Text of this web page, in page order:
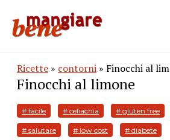
Ricette » contorni » Finocchi al
Finocchi al limone
# facile # celiachia # gluten free
# salutare # low cost # diabete